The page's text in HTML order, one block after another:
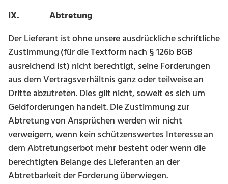
IX. Abtretung
Der Lieferant ist ohne unsere ausdrückliche schriftliche
Zustimmung (für die Textform nach § 126b BGB
ausreichend ist) nicht berechtigt, seine Forderungen
aus dem Vertragsverhältnis ganz oder teilweise an
Dritte abzutreten. Dies gilt nicht, soweit es sich um
Geldforderungen handelt. Die Zustimmung zur
Abtretung von Ansprüchen werden wir nicht
verweigern, wenn kein schützenswertes Interesse an
dem Abtretungserbot mehr besteht oder wenn die
berechtigten Belange des Lieferanten an der
Abtretbarkeit der Forderung überwiegen.